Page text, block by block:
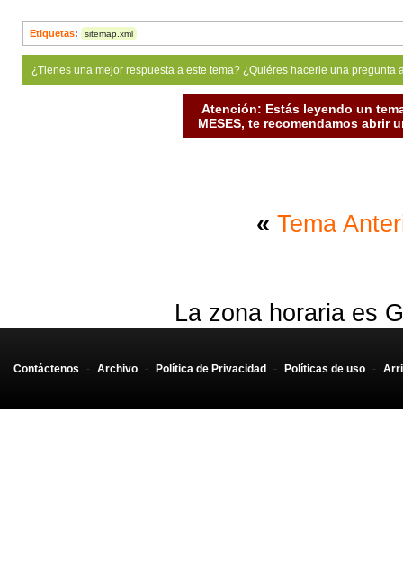
Etiquetas: sitemap.xml
¿Tienes una mejor respuesta a este tema? ¿Quiéres hacerle una
Atención: Estás leyendo un
MESES, te recomendamos abrir
« Tema
La zona horaria es
Contáctenos - Archivo - Política de Privacidad - Políticas de uso -